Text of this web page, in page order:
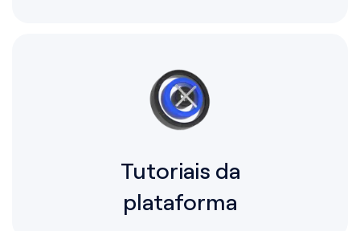
Tutoriais da
plataforma